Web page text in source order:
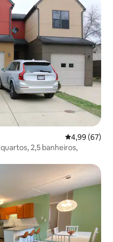
hóspedes
4,99 de uma
4,99 (67)
2,5 banheiros,